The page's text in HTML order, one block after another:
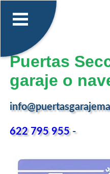
Puertas
garaje o
622 795 955-